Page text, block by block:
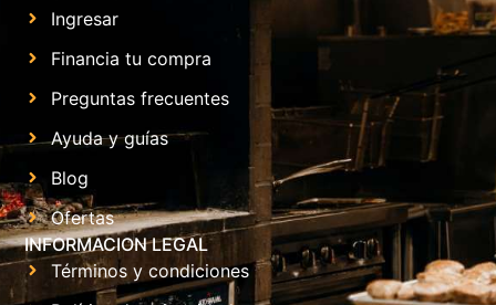
Ingresar
Financia tu compra
Preguntas frecuentes
Ayuda y guías
Blog
Ofertas
INFORMACION LEGAL
Términos y condiciones